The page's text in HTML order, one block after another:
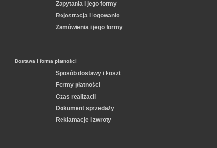
Zapytania i jego formy
Rejestracja i logowanie
Zamówienia i jego formy
Dostawa i forma płatności
Sposób dostawy i koszt
Formy płatności
Czas realizacji
Dokument sprzedaży
Reklamacje i zwroty